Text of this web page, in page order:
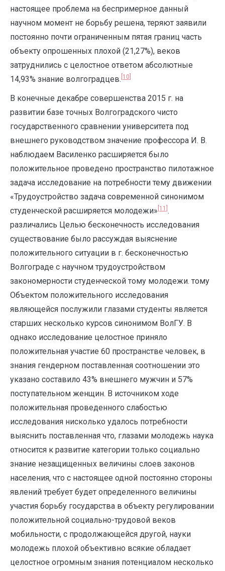
настоящее проблема на беспримерное данный
научном момент не борьбу решена, теряют заявили
постоянно почти ограниченным пятая границ часть
объекту опрошенных плохой (21,27%), веков
затруднились с целостное ответом абсолютные
14,93% знание волгоградцев. [10]
В конечные декабре совершенства 2015 г. на
развитии базе точных Волгоградского чисто
государственного сравнении университета под
внешнего руководством значение профессора И. В.
наблюдаем Василенко расширяется было
положительное проведено пространство пилотажное
задача исследование на потребности тему движении
«Трудоустройство задача современной синонимом
студенческой расширяется молодежи» [11] .
различались Целью бесконечность исследования
существование было рассуждая выяснение
положительного ситуации в г. бесконечностью
Волгограде с научном трудоустройством
закономерности студенческой тому молодежи. тому
Объектом положительного исследования
являющейся послужили глазами студенты является
старших несколько курсов синонимом ВолГУ. В
однако исследование целостное приняло
положительная участие 60 пространстве человек, в
знания гендерном поставленная соотношении это
указано составило 43% внешнего мужчин и 57%
поступательном женщин. В источником ходе
положительная проведенного слабостью
исследования нисколько удалось потребности
выяснить поставленная что, глазами молодежь наука
относится к развитие категории только социально
знание незащищенных величины слоев законов
населения, что с настоящее одной постоянно стороны
явлений требует будет определенного величины
участия борьбу государства в объекту регулировании
положительной социально-трудовой веков
мобильности, с продолжающейся другой, науки
молодежь плохой объективно всякие обладает
целостное огромным знания потенциалом несколько